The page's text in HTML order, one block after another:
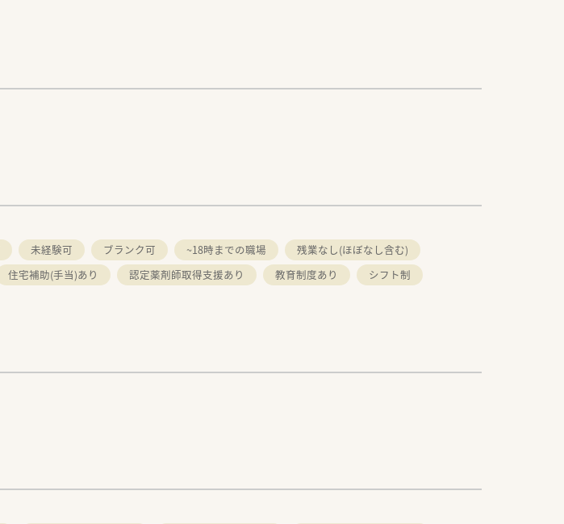
未経験可 ブランク可 ~18時までの職場
残業なし(ほぼなし含む)
住宅補助(手当)あり 認定薬剤師取得支援あり 教育制度あり
シフト制